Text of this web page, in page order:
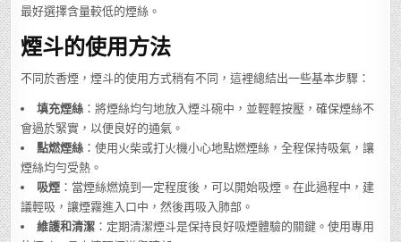
最好選擇含量較低的煙絲。
煙斗的使用方法
不同於香煙，煙斗的使用方式稍有不同，這裡總結出一些基本步驟：
填充煙絲 ：將煙絲均勻地放入煙斗碗中，並輕輕按壓，確保煙絲不
會過於緊實，以便良好的通氣。
點燃煙絲 ：使用火柴或打火機小心地點燃煙絲，全程保持吸氣，讓
煙絲均勻受熱。
吸煙 ：當煙絲燃燒到一定程度後，可以開始吸煙。在此過程中，建
議輕吸，讓煙霧進入口中，然後再吸入肺部。
維護和清潔 ：定期清潔煙斗是保持良好吸煙體驗的關鍵。使用專用